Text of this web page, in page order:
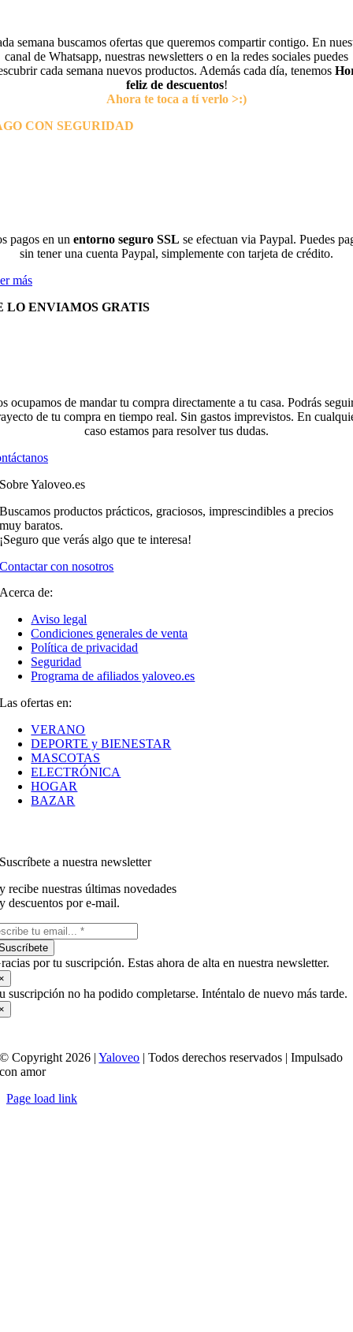
semana buscamos ofertas que queremos compartir contigo. En
canal de Whatsapp, nuestras newsletters o en la redes sociales puedes
cada semana nuevos productos. Además cada día, tenemos
feliz de descuentos!
Ahora te toca a tí verlo >:)
CON SEGURIDAD
pagos en un entorno seguro SSL se efectuan via Paypal. Puedes
sin tener una cuenta Paypal, simplemente con tarjeta de crédito.
más
LO ENVIAMOS GRATIS
ocupamos de mandar tu compra directamente a tu casa. Podrás
de tu compra en tiempo real. Sin gastos imprevistos. En
caso estamos para resolver tus dudas.
Sobre Yaloveo.es
Buscamos productos prácticos, graciosos, imprescindibles a precios
muy baratos.
¡Seguro que verás algo que te interesa!
Contactar con nosotros
Acerca de:
Aviso legal
Condiciones generales de venta
Política de privacidad
Seguridad
Programa de afiliados yaloveo.es
Las ofertas en:
VERANO
DEPORTE y BIENESTAR
MASCOTAS
ELECTRÓNICA
HOGAR
BAZAR
Suscríbete a nuestra newsletter
y recibe nuestras últimas novedades
y descuentos por e-mail.
por tu suscripción. Estas ahora de alta en nuestra newsletter.
suscripción no ha podido completarse. Inténtalo de nuevo más tarde.
© Copyright 2026 |Yaloveo | Todos derechos reservados | Impulsado
con amor
Page load link